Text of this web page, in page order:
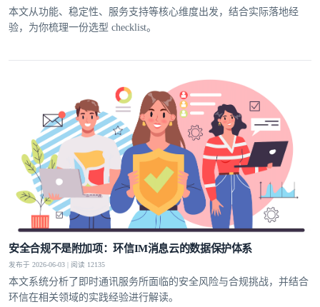
本文从功能、稳定性、服务支持等核心维度出发，结合实际落地经
验，为你梳理一份选型 checklist。
安全合规不是附加项：环信IM消息云的数据保护体系
发布于 2026-06-03 | 阅读 12135
本文系统分析了即时通讯服务所面临的安全风险与合规挑战，并结合
环信在相关领域的实践经验进行解读。